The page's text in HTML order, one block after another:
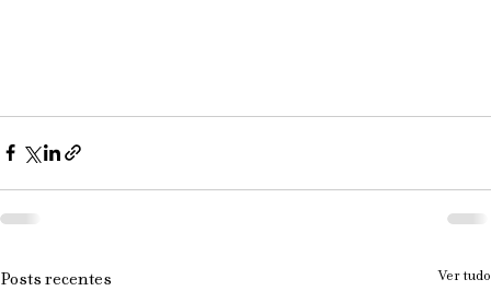
Posts recentes Ver tudo